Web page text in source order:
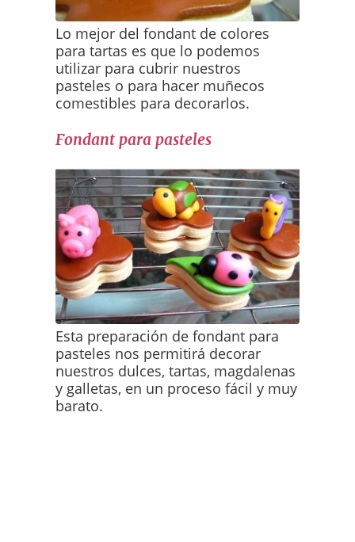
Lo mejor del fondant de colores
para tartas es que lo podemos
utilizar para cubrir nuestros
pasteles o para hacer muñecos
comestibles para decorarlos.
Fondant para pasteles
Esta preparación de fondant para
pasteles nos permitirá decorar
nuestros dulces, tartas, magdalenas
y galletas, en un proceso fácil y muy
barato.